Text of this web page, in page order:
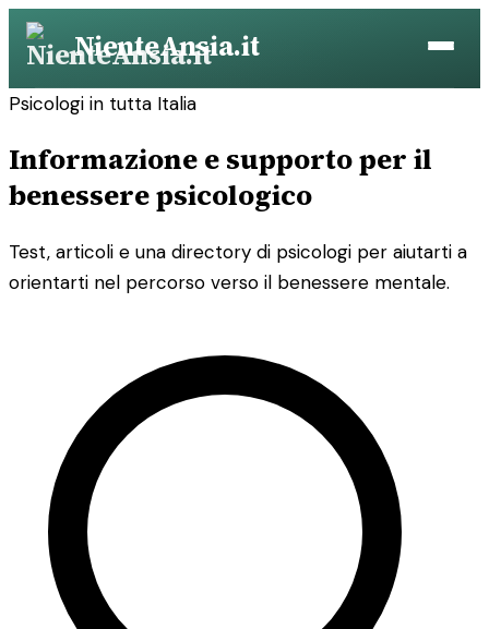
Vai
contenuto
NienteAnsia.it
Psicologi in tutta Italia
Informazione e supporto per il
benessere psicologico
Test, articoli e una directory di psicologi per aiutarti a
orientarti nel percorso verso il benessere mentale.